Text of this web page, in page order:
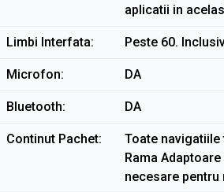
aplicatii in
Limbi Interfata Peste 60.
Microfon DA
Bluetooth DA
Continut Pachet
Toate navigatiile
Rama
necesare pentru